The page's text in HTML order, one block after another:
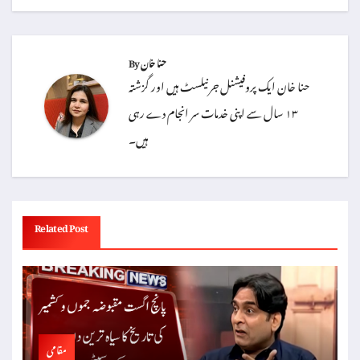
Byحنا خان
حنا خان ایک پروفیشنل جرنیلسٹ ہیں اور گزشتہ
۱۳ سال سے اپنی خدمات سر انجام دے رہی
ہیں۔
Related Post
مقامی